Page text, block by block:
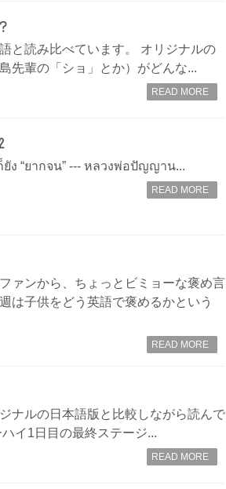
と読み比べています。 オリジナルの
先輩の「ショ」とか）がどんな...
READ MORE
ง “ยากจน” --- หลวงพ่อปัญญาน...
READ MORE
ァンから、ちょっとビミョーな褒め言
は子供をどう英語で褒めるかという
READ MORE
ナルの日本語版と比較しながら読んで
イ1日目の最終ステージ...
READ MORE